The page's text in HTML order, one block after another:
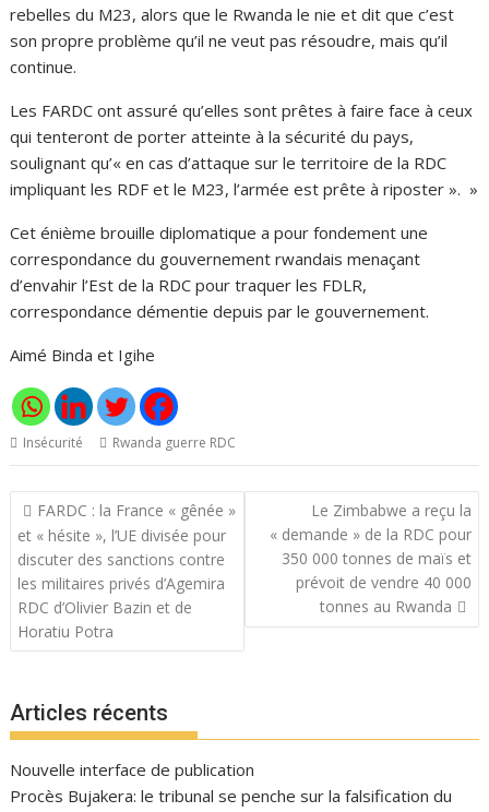
rebelles du M23, alors que le Rwanda le nie et dit que c’est
son propre problème qu’il ne veut pas résoudre, mais qu’il
continue.
Les FARDC ont assuré qu’elles sont prêtes à faire face à ceux
qui tenteront de porter atteinte à la sécurité du pays,
soulignant qu’« en cas d’attaque sur le territoire de la RDC
impliquant les RDF et le M23, l’armée est prête à riposter ». »
Cet énième brouille diplomatique a pour fondement une
correspondance du gouvernement rwandais menaçant
d’envahir l’Est de la RDC pour traquer les FDLR,
correspondance démentie depuis par le gouvernement.
Aimé Binda et Igihe
Insécurité Rwanda guerre RDC
Navigation
de
l’article
FARDC : la France « gênée »
et « hésite », l’UE divisée pour
discuter des sanctions contre
les militaires privés d’Agemira
RDC d’Olivier Bazin et de
Horatiu Potra
Le Zimbabwe a reçu la
« demande » de la RDC pour
350 000 tonnes de maïs et
prévoit de vendre 40 000
tonnes au Rwanda
Articles récents
Nouvelle interface de publication
Procès Bujakera: le tribunal se penche sur la falsification du